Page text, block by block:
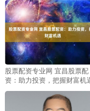
股票配资专业网 宜昌股票配
资：助力投资，把握财富机